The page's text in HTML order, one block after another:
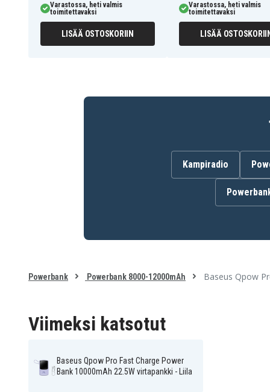
Varastossa, heti valmis
toimitettavaksi
LISÄÄ OSTOSKORIIN
Varastossa, heti valmis
toimitettavaksi
LISÄÄ OSTOSKORIIN
Kampiradio
Powerbank Powerbank 8000-12000mAh Baseus Qpow
Viimeksi katsotut
Baseus Qpow Pro Fast Charge Power
Bank 10000mAh 22.5W virtapankki - Liila